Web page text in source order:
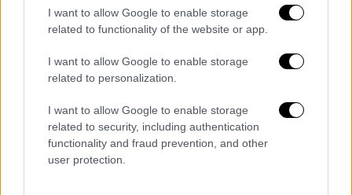
I want to allow Google to enable storage
related to functionality of the website or app.
I want to allow Google to enable storage
related to personalization.
I want to allow Google to enable storage
related to security, including authentication
functionality and fraud prevention, and other
user protection.
Για το πώς σχολιάζεται η σχέση της, κυρίως
στην Ελλάδα, είπε: «
Στην αρχή υπήρχε
θόρυβος γι' αυτό, αλλά είμαστε μαζί πολύ
καιρό και ο κόσμος δεν το σχολιάζει πλέον.
Αλλά είναι εντάξει που δεν αρέσω σε
κάποιους επειδή στηρίζουν άλλο κόμμα,
παρότι δεν θα έπρεπε να είναι έτσι. Δεν με
νοιάζει, για να είμαι ειλικρινής. Είμαι απλά